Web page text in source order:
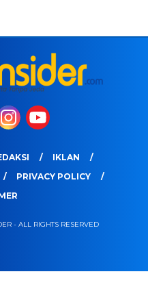
IKLAN
PRIVACY POLICY
- ALL RIGHTS RESERVED